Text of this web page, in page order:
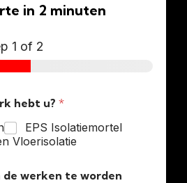
in 2 minuten
1 of 2
hebt u? *
EPS Isolatiemortel
Vloerisolatie
de werken te worden